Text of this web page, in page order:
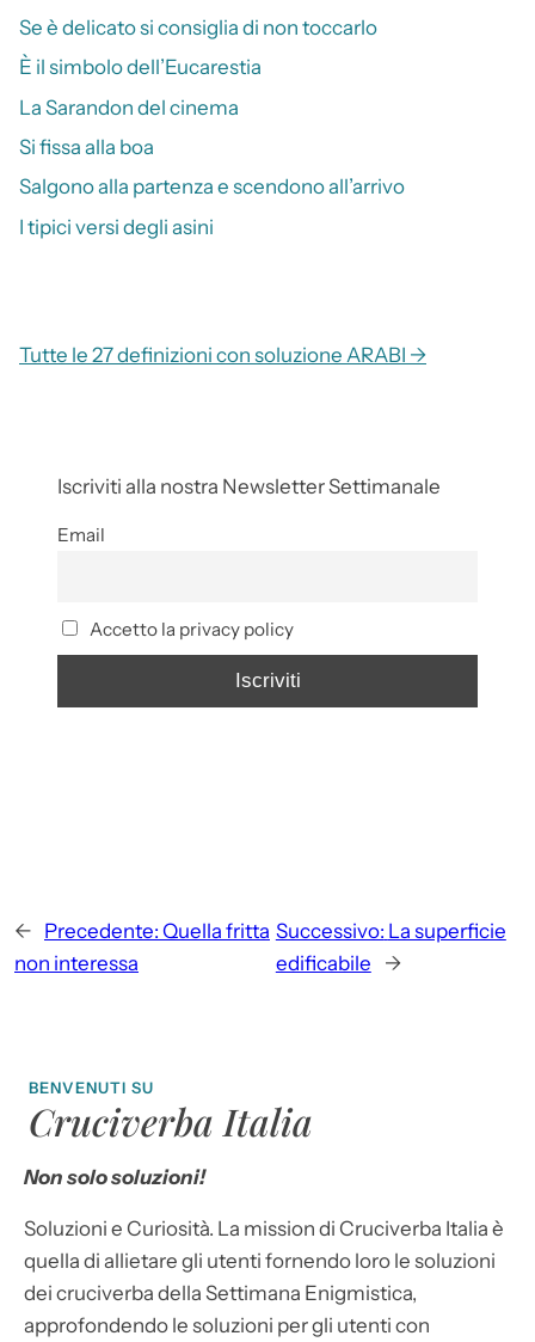
Se è delicato si consiglia di non toccarlo
È il simbolo dell’Eucarestia
La Sarandon del cinema
Si fissa alla boa
Salgono alla partenza e scendono all’arrivo
I tipici versi degli asini
Tutte le 27 definizioni con soluzione ARABI →
Iscriviti alla nostra Newsletter Settimanale
Email
Accetto la privacy policy
← Precedente: Quella fritta
non interessa
Successivo: La superficie
edificabile
→
BENVENUTI SU
Cruciverba Italia
Non solo soluzioni!
Soluzioni e Curiosità. La mission di Cruciverba Italia è
quella di allietare gli utenti fornendo loro le soluzioni
dei cruciverba della Settimana Enigmistica,
approfondendo le soluzioni per gli utenti con